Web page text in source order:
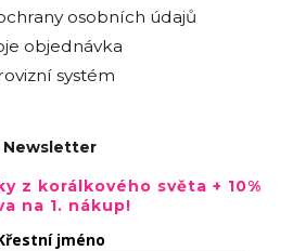
osobních údajů
objednávka
systém
Newsletter
z korálkového světa + 10%
na 1. nákup!
jméno